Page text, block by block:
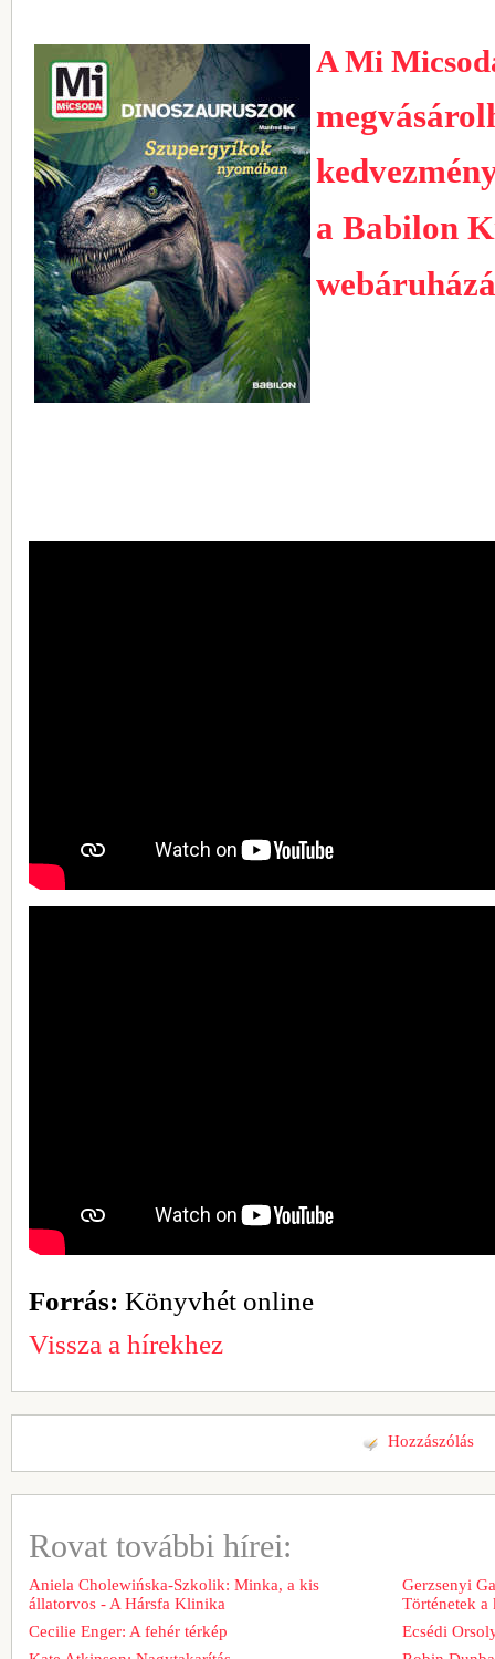
A Mi
a Babilon
Forrás: Könyvhét online
Vissza a hírekhez
Hozzászólás
Rovat további hírei:
Aniela Cholewińska-Szkolik: Minka, a kis
állatorvos - A Hársfa Klinika
Cecilie Enger: A fehér térkép
Gerzsenyi
Történetek
Ecsédi